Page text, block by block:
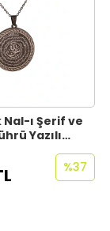
Nal-ı Şerif ve
Yazılı
(unisex)
%37